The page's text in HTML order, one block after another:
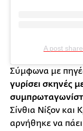
A post
Σύμφωνα με
γυρίσει σκηνές
Σίνθια Νίξον και
αρνήθηκε να